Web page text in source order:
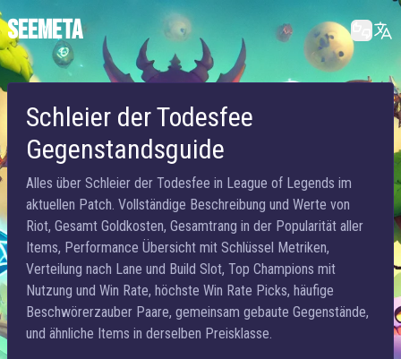
SEEMETA
Schleier der Todesfee
Gegenstandsguide
Alles über Schleier der Todesfee in League of Legends im
aktuellen Patch. Vollständige Beschreibung und Werte von
Riot, Gesamt Goldkosten, Gesamtrang in der Popularität aller
Items, Performance Übersicht mit Schlüssel Metriken,
Verteilung nach Lane und Build Slot, Top Champions mit
Nutzung und Win Rate, höchste Win Rate Picks, häufige
Beschwörerzauber Paare, gemeinsam gebaute Gegenstände,
und ähnliche Items in derselben Preisklasse.